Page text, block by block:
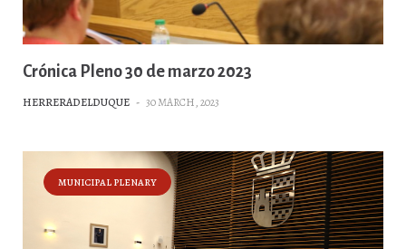
Crónica Pleno 30 de marzo 2023
HERRERADELDUQUE - 30 MARCH, 2023
MUNICIPAL PLENARY